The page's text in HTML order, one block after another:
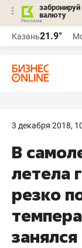
забронируй
валюту
Казань21.9°
3 декабря 2018,
В
летела
резко